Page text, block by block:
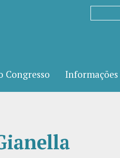
Congresso